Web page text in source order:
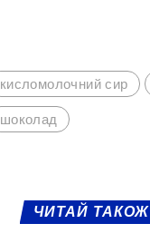
кисломолочний сир
шоколад
ЧИТАЙ ТАКОЖ